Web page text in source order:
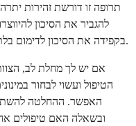
תרופה זו דורשת זהירות
להגביר את הסיכון
בקפידה את הסיכון לדימום בלתי נשלט לעומת הפוטנציאל לסיבוכי קרישה.
אם יש לך מחלת לב,
הטיפול ועשוי לבחור
האפשר. ההחלטה
ובשאלה האם טיפולים